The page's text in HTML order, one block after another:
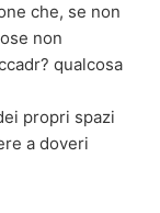
che, se non
non
qualcosa
propri spazi
a doveri